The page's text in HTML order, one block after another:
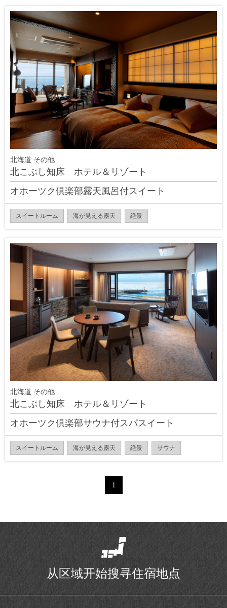
北海道 その他
北こぶし知床 ホテル＆リゾート
オホーツク倶楽部露天風呂付スイート
スイートルーム 海が見える露天 絶景
北海道 その他
北こぶし知床 ホテル＆リゾート
オホーツク倶楽部サウナ付スパスイート
スイートルーム 海が見える露天 絶景 サウナ
1
从区域开始搜寻住宿地点